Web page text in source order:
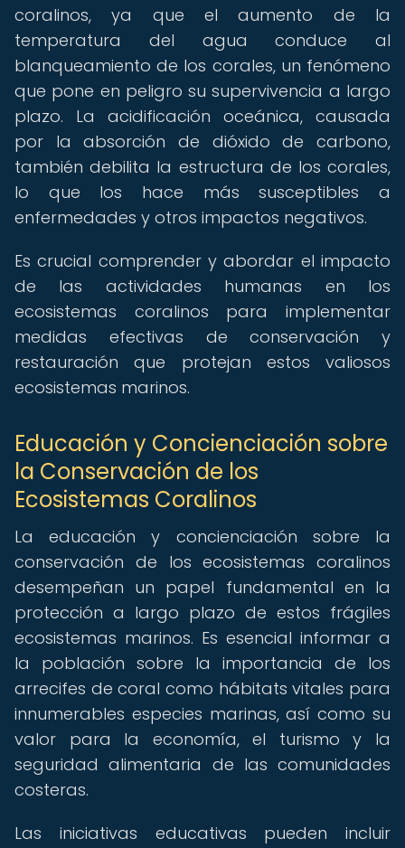
coralinos, ya que el aumento de la
temperatura del agua conduce al
blanqueamiento de los corales, un fenómeno
que pone en peligro su supervivencia a largo
plazo. La acidificación oceánica, causada
por la absorción de dióxido de carbono,
también debilita la estructura de los corales,
lo que los hace más susceptibles a
enfermedades y otros impactos negativos.
Es crucial comprender y abordar el impacto
de las actividades humanas en los
ecosistemas coralinos para implementar
medidas efectivas de conservación y
restauración que protejan estos valiosos
ecosistemas marinos.
Educación y Concienciación sobre
la Conservación de los
Ecosistemas Coralinos
La educación y concienciación sobre la
conservación de los ecosistemas coralinos
desempeñan un papel fundamental en la
protección a largo plazo de estos frágiles
ecosistemas marinos. Es esencial informar a
la población sobre la importancia de los
arrecifes de coral como hábitats vitales para
innumerables especies marinas, así como su
valor para la economía, el turismo y la
seguridad alimentaria de las comunidades
costeras.
Las iniciativas educativas pueden incluir